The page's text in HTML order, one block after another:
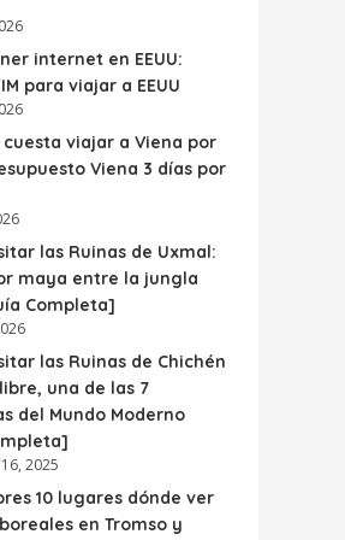
internet en EEUU:
para viajar a EEUU
cuesta viajar a Viena por
Viena 3 días por
las Ruinas de Uxmal:
maya entre la jungla
Completa]
las Ruinas de Chichén
una de las 7
del Mundo Moderno
2025
10 lugares dónde ver
en Tromso y